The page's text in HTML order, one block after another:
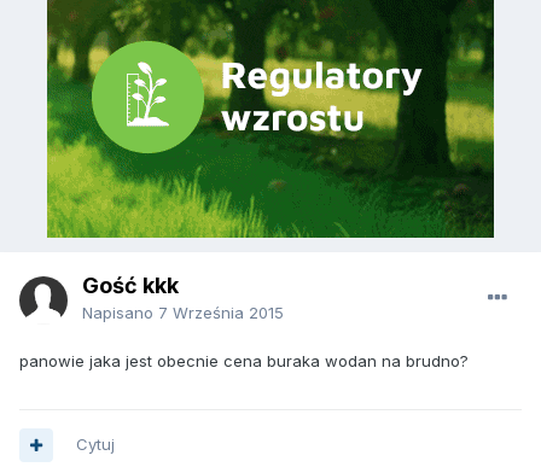
Gość kkk
Napisano 7 Września 2015
panowie jaka jest obecnie cena buraka wodan na brudno?
Cytuj